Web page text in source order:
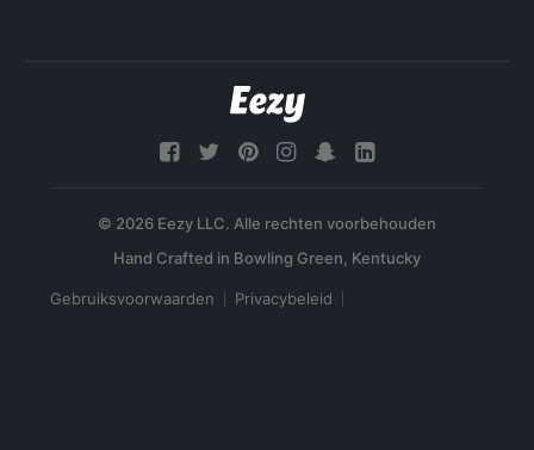
© 2026 Eezy LLC. Alle rechten voorbehouden
Gebruiksvoorwaarden Privacybeleid